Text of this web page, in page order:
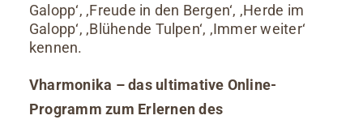
Galopp‘, ‚Freude in den Bergen‘, ‚Herde im
Galopp‘, ‚Blühende Tulpen‘, ‚Immer weiter‘
kennen.
Vharmonika – das ultimative Online-
Programm zum Erlernen des